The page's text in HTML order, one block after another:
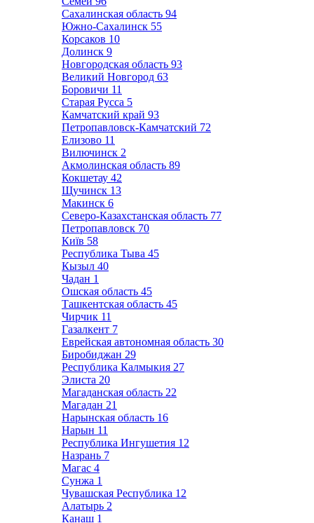
Сахалинская область 94
Южно-Сахалинск 55
Корсаков 10
Долинск 9
Новгородская область 93
Великий Новгород 63
Боровичи 11
Старая Русса 5
Камчатский край 93
Петропавловск-Камчатский 72
Елизово 11
Вилючинск 2
Акмолинская область 89
Кокшетау 42
Щучинск 13
Макинск 6
Северо-Казахстанская область 77
Петропавловск 70
Київ 58
Республика Тыва 45
Кызыл 40
Чадан 1
Ошская область 45
Ташкентская область 45
Чирчик 11
Газалкент 7
Еврейская автономная область 30
Биробиджан 29
Республика Калмыкия 27
Элиста 20
Магаданская область 22
Магадан 21
Нарынская область 16
Нарын 11
Республика Ингушетия 12
Назрань 7
Магас 4
Сунжа 1
Чувашская Республика 12
Алатырь 2
Канаш 1